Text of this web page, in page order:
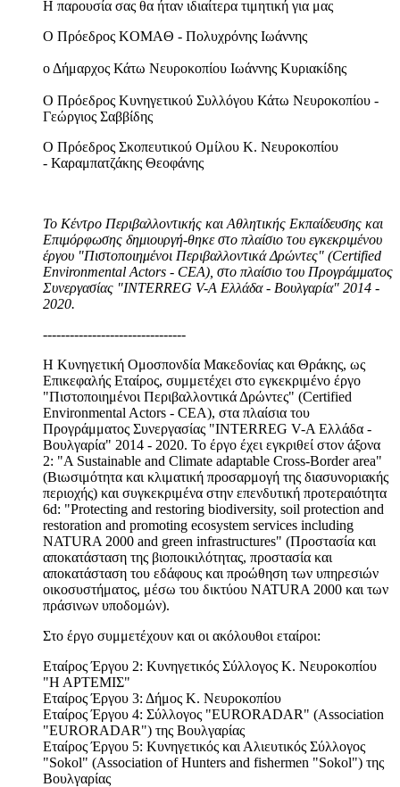
Η παρουσία σας θα ήταν ιδιαίτερα τιμητική για μας
Ο Πρόεδρος KOMAΘ - Πολυχρόνης Ιωάννης
ο Δήμαρχος Κάτω Νευροκοπίου Ιωάννης Κυριακίδης
Ο Πρόεδρος Κυνηγετικού Συλλόγου Κάτω Νευροκοπίου -
Γεώργιος Σαββίδης
Ο Πρόεδρος Σκοπευτικού Ομίλου Κ. Νευροκοπίου
- Καραμπατζάκης Θεοφάνης
Το Κέντρο Περιβαλλοντικής και Αθλητικής Εκπαίδευσης και
Επιμόρφωσης δημιουργή-θηκε στο πλαίσιο του εγκεκριμένου
έργου "Πιστοποιημένοι Περιβαλλοντικά Δρώντες" (Certified
Environmental Actors - CEA), στο πλαίσιο του Προγράμματος
Συνεργασίας "INTERREG V-A Ελλάδα - Βουλγαρία" 2014 -
2020.
--------------------------------
Η Κυνηγετική Ομοσπονδία Μακεδονίας και Θράκης, ως
Επικεφαλής Εταίρος, συμμετέχει στο εγκεκριμένο έργο
"Πιστοποιημένοι Περιβαλλοντικά Δρώντες" (Certified
Environmental Actors - CEA), στα πλαίσια του
Προγράμματος Συνεργασίας "INTERREG V-A Ελλάδα -
Βουλγαρία" 2014 - 2020. Το έργο έχει εγκριθεί στον άξονα
2: "A Sustainable and Climate adaptable Cross-Border area"
(Βιωσιμότητα και κλιματική προσαρμογή της διασυνοριακής
περιοχής) και συγκεκριμένα στην επενδυτική προτεραιότητα
6d: "Protecting and restoring biodiversity, soil protection and
restoration and promoting ecosystem services including
NATURA 2000 and green infrastructures" (Προστασία και
αποκατάσταση της βιοποικιλότητας, προστασία και
αποκατάσταση του εδάφους και προώθηση των υπηρεσιών
οικοσυστήματος, μέσω του δικτύου NATURA 2000 και των
πράσινων υποδομών).
Στο έργο συμμετέχουν και οι ακόλουθοι εταίροι:
Εταίρος Έργου 2: Κυνηγετικός Σύλλογος Κ. Νευροκοπίου
"Η ΑΡΤΕΜΙΣ"
Εταίρος Έργου 3: Δήμος Κ. Νευροκοπίου
Εταίρος Έργου 4: Σύλλογος "EURORADAR" (Association
"EURORADAR") της Βουλγαρίας
Εταίρος Έργου 5: Κυνηγετικός και Αλιευτικός Σύλλογος
"Sokol" (Association of Hunters and fishermen "Sokol") της
Βουλγαρίας